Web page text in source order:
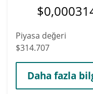
$
Piyasa değeri
$314.707
Daha fazla